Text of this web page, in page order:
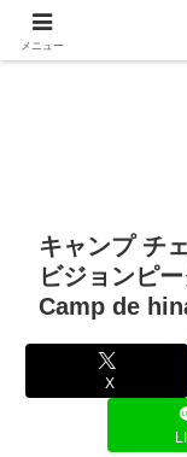
キャンプ チ
ビジョンピ
Camp de
X
メニュー